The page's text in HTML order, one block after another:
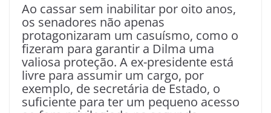
Ao cassar sem inabilitar por oito anos,
os senadores não apenas
protagonizaram um casuísmo, como o
fizeram para garantir a Dilma uma
valiosa proteção. A ex-presidente está
livre para assumir um cargo, por
exemplo, de secretária de Estado, o
suficiente para ter um pequeno acesso